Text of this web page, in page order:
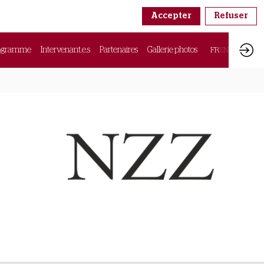
Intervenant.e.s Partenaires Gallerie photos FREN
Accepter Refuser